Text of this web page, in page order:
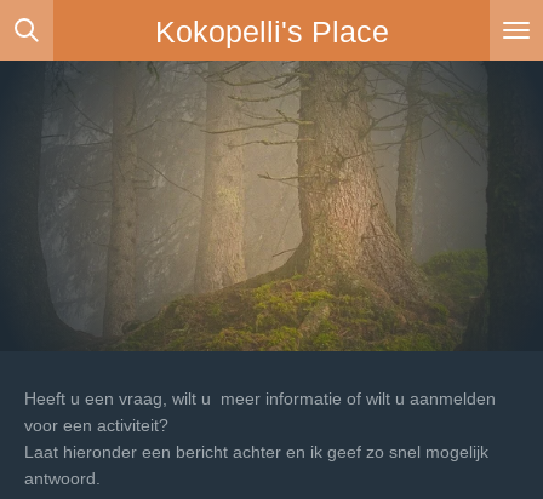
Ga
hoofdinhoud
Kokopelli's Place
Heeft u een vraag, wilt u meer informatie of wilt u aanmelden
voor een activiteit?
Laat hieronder een bericht achter en ik geef zo snel mogelijk
antwoord.